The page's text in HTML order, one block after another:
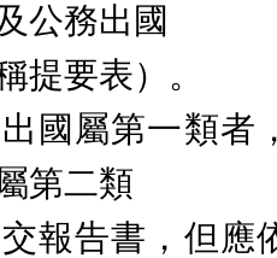
公務出國
提要表）。
國屬第一類者
第二類
報告書，但應